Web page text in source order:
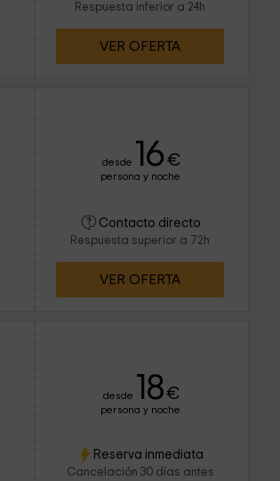
Respuesta inferior a 24h
VER OFERTA
desde 16 €
persona y noche
Contacto directo
Respuesta superior a 72h
VER OFERTA
desde 18€
persona y noche
Reserva inmediata
Cancelación 30 días antes